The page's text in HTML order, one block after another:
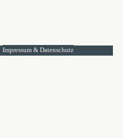
Impressum & Datenschutz